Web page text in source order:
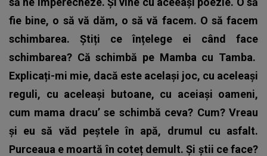
fie bine, o să vă dăm, o să vă facem. O să facem
schimbarea. Știți ce înțelege ei când face
schimbarea? Că schimbă pe Mamba cu Tamba.
Explicați-mi mie, dacă este același joc, cu aceleași
reguli, cu aceleași butoane, cu aceiași oameni,
cum mama dracu’ se schimbă ceva? Cum? Vreau
și eu să văd peștele în apă, drumul cu asfalt.
Purceaua e moartă în coteț demult. Și știi ce face?